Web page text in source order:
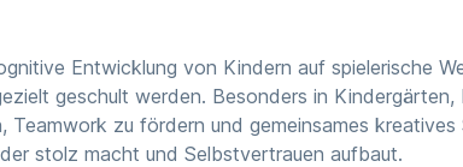
Entwicklung von Kindern auf spielerische
geschult werden. Besonders in
zu fördern und gemeinsames kreatives
stolz macht und Selbstvertrauen aufbaut.